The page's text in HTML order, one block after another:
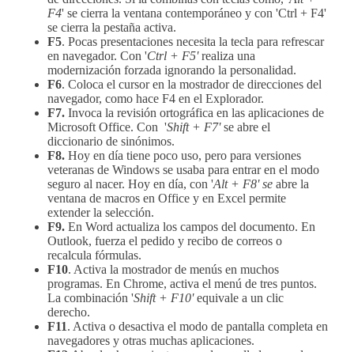
F4' se cierra la ventana contemporáneo y con 'Ctrl + F4'
se cierra la pestaña activa.
F5. Pocas presentaciones necesita la tecla para refrescar
en navegador. Con 'Ctrl + F5'realiza una
modernización forzada ignorando la personalidad.
F6. Coloca el cursor en la mostrador de direcciones del
navegador, como hace F4 en el Explorador.
F7. Invoca la revisión ortográfica en las aplicaciones de
Microsoft Office. Con 'Shift + F7'se abre el
diccionario de sinónimos.
F8. Hoy en día tiene poco uso, pero para versiones
veteranas de Windows se usaba para entrar en el modo
seguro al nacer. Hoy en día, con 'Alt + F8' se abre la
ventana de macros en Office y en Excel permite
extender la selección.
F9. En Word actualiza los campos del documento. En
Outlook, fuerza el pedido y recibo de correos o
recalcula fórmulas.
F10. Activa la mostrador de menús en muchos
programas. En Chrome, activa el menú de tres puntos.
La combinación 'Shift + F10'equivale a un clic
derecho.
F11. Activa o desactiva el modo de pantalla completa en
navegadores y otras muchas aplicaciones.